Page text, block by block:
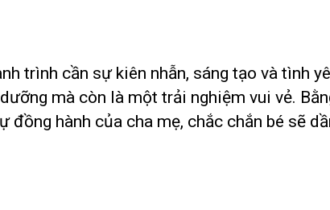
trình cần sự kiên nhẫn, sáng tạo và tình
mà còn là một trải nghiệm vui vẻ.
đồng hành của cha mẹ, chắc chắn bé sẽ